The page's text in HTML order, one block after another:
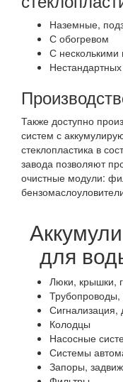
Наземные,
С обогревом
С
Также доступно
систем с
стеклопластика в
завода позволяют
очистные модули:
для
Люки, крышки,
Трубопроводы,
Сигнализация,
Колодцы
Насосные
Системы
Запоры,